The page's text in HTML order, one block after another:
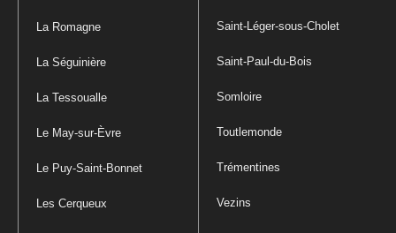
La Romagne
La Séguinière
La Tessoualle
Le May-sur-Èvre
Le Puy-Saint-Bonnet
Les Cerqueux
Saint-Léger-sous-Cholet
Saint-Paul-du-Bois
Somloire
Toutlemonde
Trémentines
Vezins